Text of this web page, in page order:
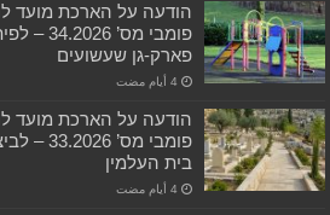
הודעה על הארכת מועד
פומבי
פארק-גן שעשועים
הודעה על הארכת מועד
פומבי
בית העלמין